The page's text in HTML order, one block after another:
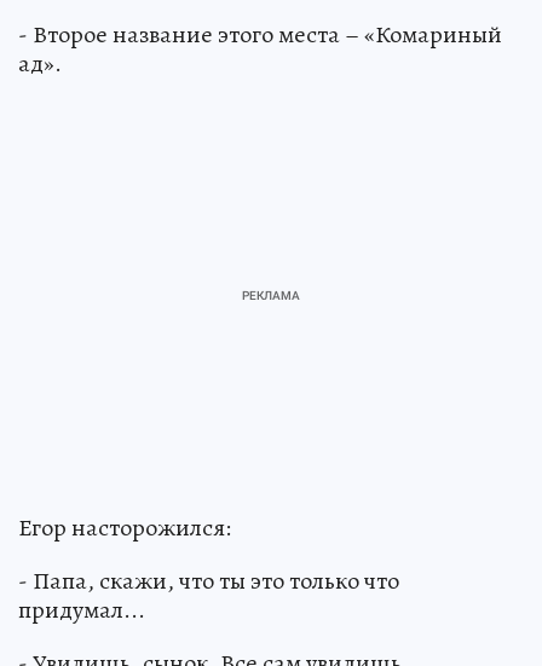
- Второе название этого места – «Комариный
ад».
Егор насторожился:
- Папа, скажи, что ты это только что
придумал...